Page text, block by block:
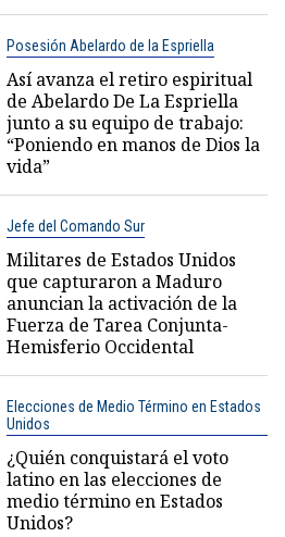
Posesión Abelardo de la Espriella
Así avanza el retiro espiritual
de Abelardo De La Espriella
junto a su equipo de trabajo:
“Poniendo en manos de Dios la
vida”
Jefe del Comando Sur
Militares de Estados Unidos
que capturaron a Maduro
anuncian la activación de la
Fuerza de Tarea Conjunta-
Hemisferio Occidental
Elecciones de Medio Término en Estados
Unidos
¿Quién conquistará el voto
latino en las elecciones de
medio término en Estados
Unidos?